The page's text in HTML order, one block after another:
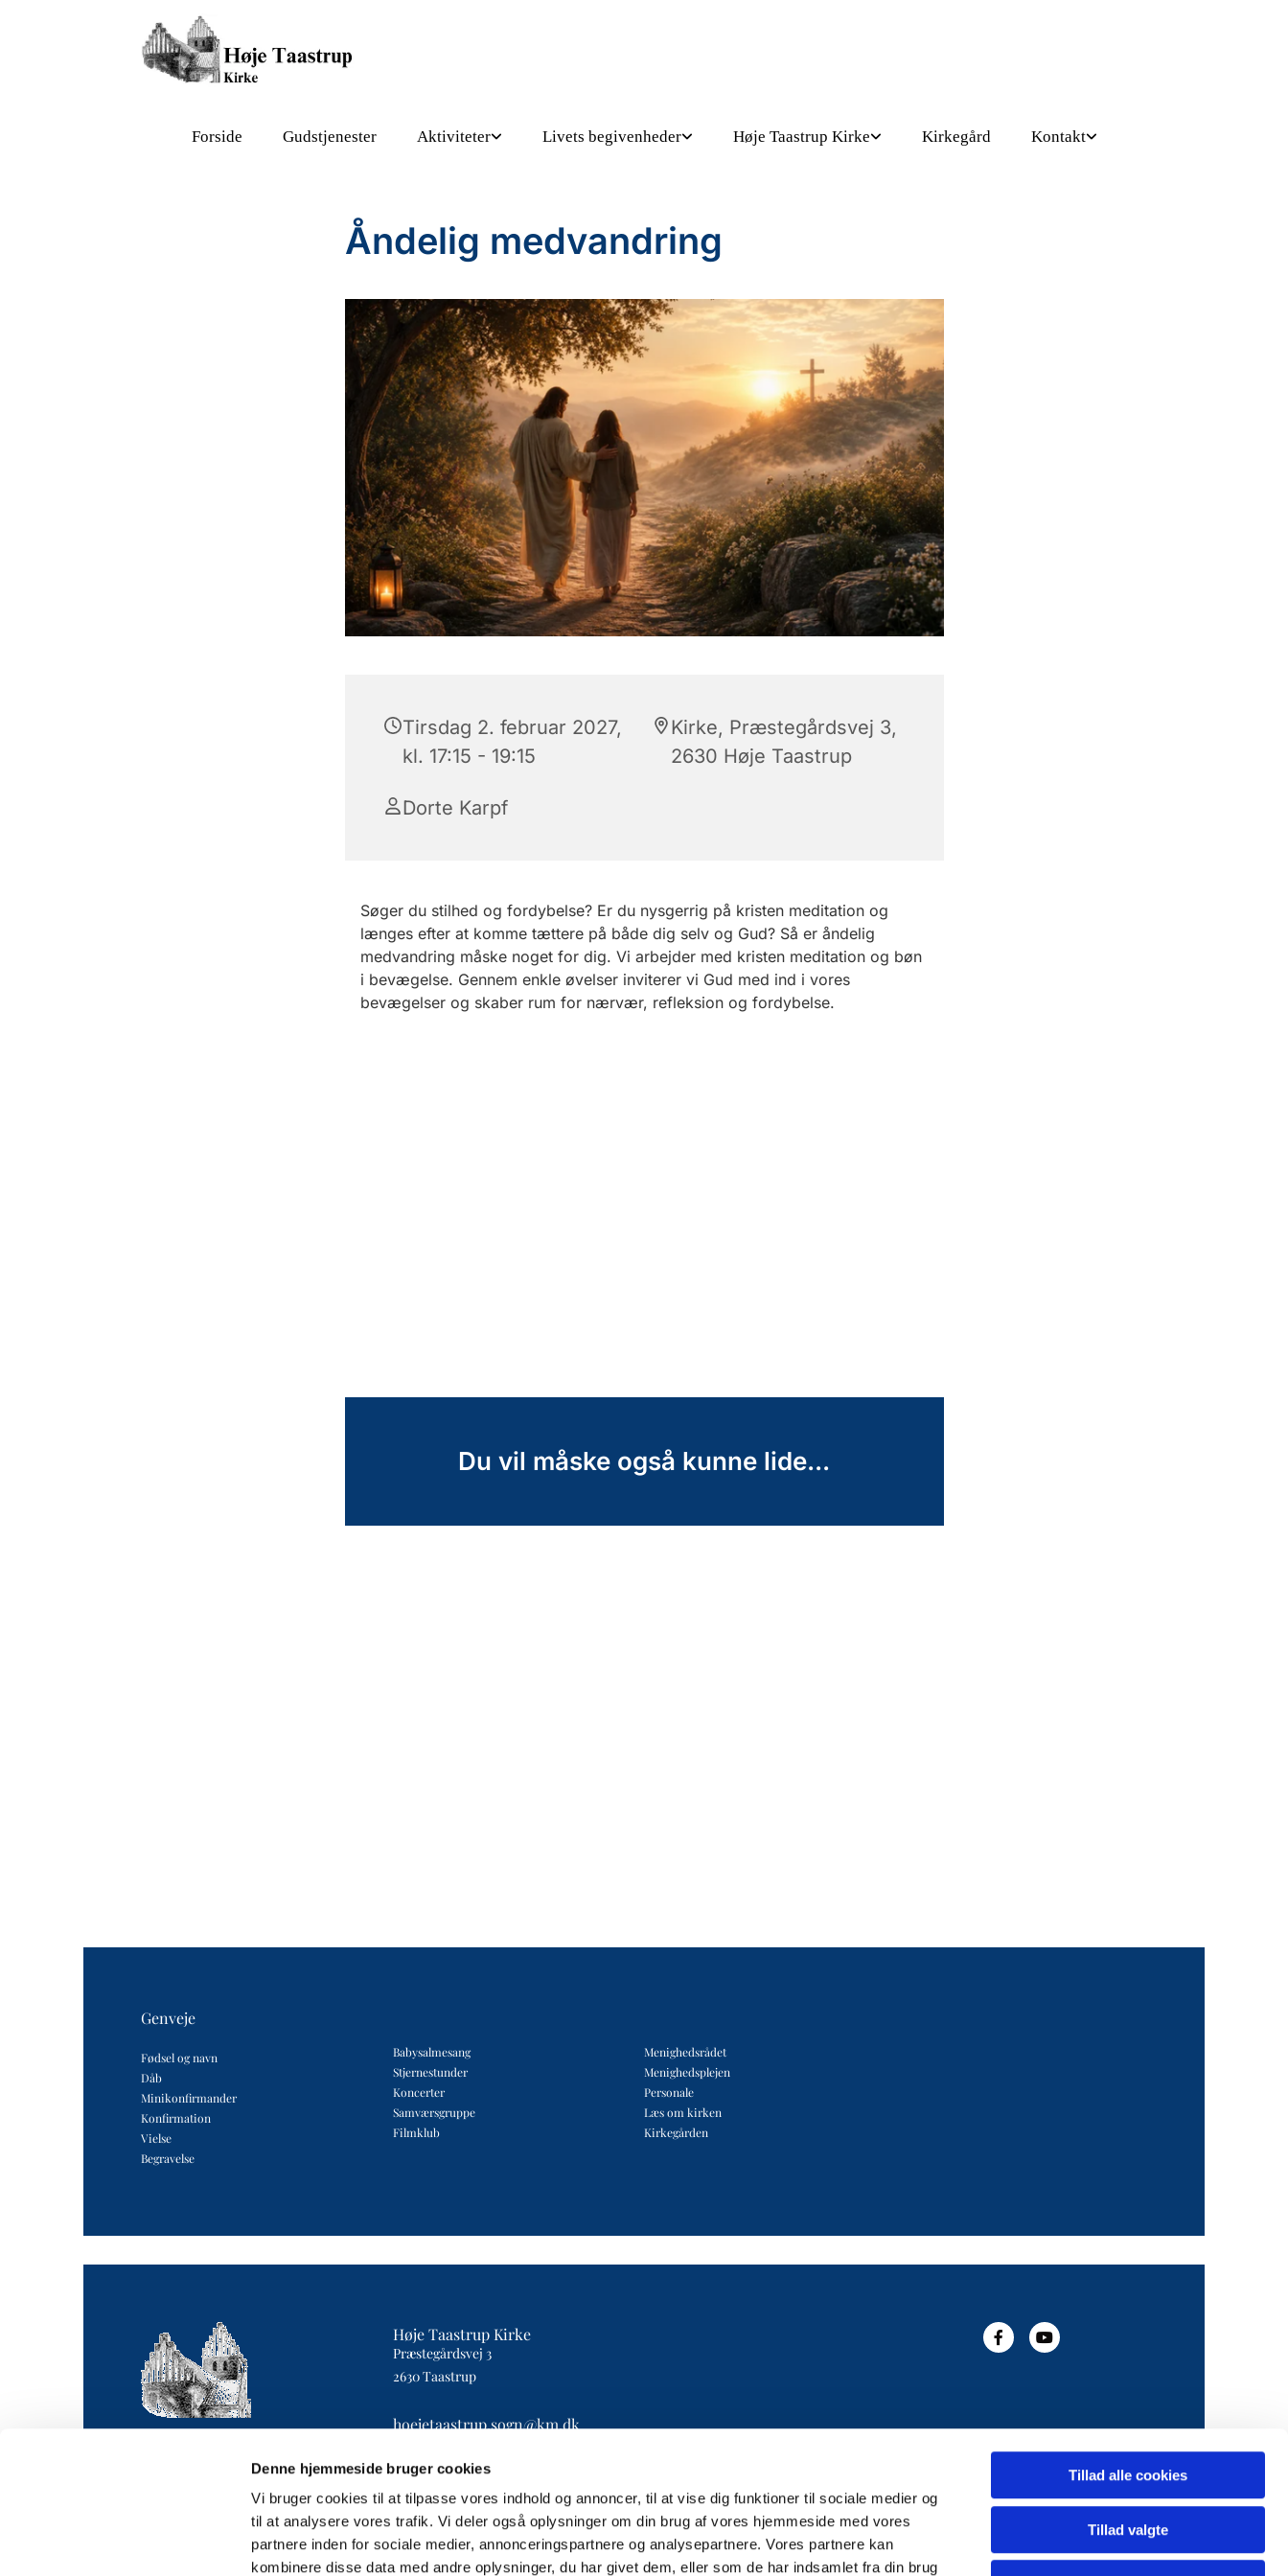
Denne hjemmeside bruger cookies
Vi bruger cookies til at tilpasse vores indhold og annoncer, til at vise dig funktioner til sociale medier og
til at analysere vores trafik. Vi deler også oplysninger om din brug af vores hjemmeside med vores
partnere inden for sociale medier, annonceringspartnere og analysepartnere. Vores partnere kan
kombinere disse data med andre oplysninger, du har givet dem, eller som de har indsamlet fra din brug
Tillad alle cookies
Tillad valgte
Forside Gudstjenester Aktiviteter Livets begivenheder Høje Taastrup Kirke Kirkegård Kontakt
Åndelig medvandring
Tirsdag 2. februar 2027,
kl. 17:15 - 19:15
Kirke, Præstegårdsvej 3,
2630 Høje Taastrup
Dorte Karpf
Søger du stilhed og fordybelse? Er du nysgerrig på kristen meditation og
længes efter at komme tættere på både dig selv og Gud? Så er åndelig
medvandring måske noget for dig. Vi arbejder med kristen meditation og bøn
i bevægelse. Gennem enkle øvelser inviterer vi Gud med ind i vores
bevægelser og skaber rum for nærvær, refleksion og fordybelse.
Du vil måske også kunne lide...
Genveje
Fødsel og navn
Dåb
Minikonfirmander
Konfirmation
Vielse
Begravelse
Babysalmesang
Stjernestunder
Koncerter
Samværsgruppe
Filmklub
Menighedsrådet
Menighedsplejen
Personale
Læs om kirken
Kirkegården
Høje Taastrup Kirke
Præstegårdsvej 3
2630 Taastrup
hoejetaastrup.sogn@km.dk